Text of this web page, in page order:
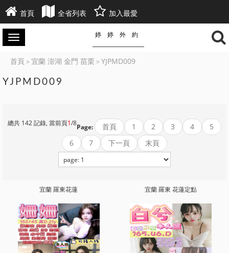
首頁 全省列表 加入最愛
婷婷外約
首頁> 宜蘭 澎湖 金門 苗栗 > YJPMD009
YJPMD009
Page:
總共 142 記錄, 當前頁1/8 首頁 1 2 3 4
5
6
7 下一頁 末頁
宜蘭 羅東花蓮 宜蘭 羅東 花蓮定點